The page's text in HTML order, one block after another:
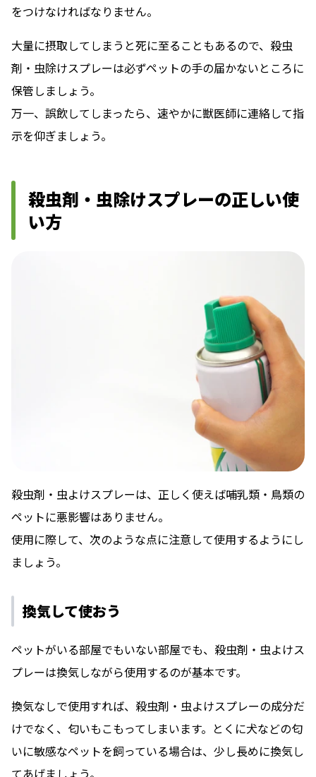
をつけなければなりません。
大量に摂取してしまうと死に至ることもあるので、殺虫
剤・虫除けスプレーは必ずペットの手の届かないところに
保管しましょう。
万一、誤飲してしまったら、速やかに獣医師に連絡して指
示を仰ぎましょう。
殺虫剤・虫除けスプレーの正しい使
い方
殺虫剤・虫よけスプレーは、正しく使えば哺乳類・鳥類の
ペットに悪影響はありません。
使用に際して、次のような点に注意して使用するようにし
ましょう。
換気して使おう
ペットがいる部屋でもいない部屋でも、殺虫剤・虫よけス
プレーは換気しながら使用するのが基本です。
換気なしで使用すれば、殺虫剤・虫よけスプレーの成分だ
けでなく、匂いもこもってしまいます。とくに犬などの匂
いに敏感なペットを飼っている場合は、少し長めに換気し
てあげましょう。